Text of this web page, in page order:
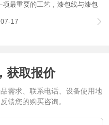
项最重要的工艺，漆包线与漆包
响电机的性能、安全及使用寿
17
获取报价
需求、联系电话、设备使用地
馈您的购买咨询。